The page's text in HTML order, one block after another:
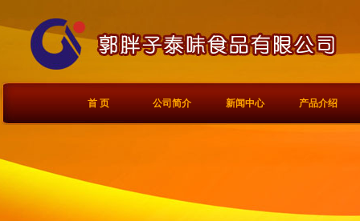
首 页 公司简介 新闻中心 产品介绍